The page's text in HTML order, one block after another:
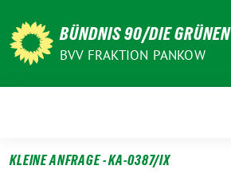
zum
Inhalt
BÜNDNIS 90/DIE GRÜNEN
BVV FRAKTION PANKOW
KLEINE ANFRAGE - KA-0387/IX